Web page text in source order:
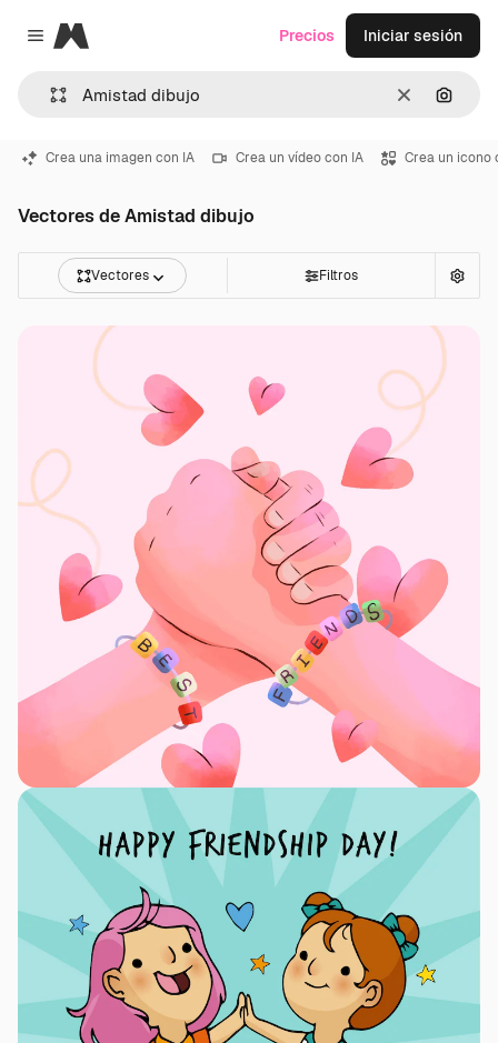
Close menu
Magnific
Borrar
Precios Iniciar sesión
Crea una imagen con IA Crea un vídeo con IA Crea un icono
Vectores de Amistad dibujo
Vectores Filtros